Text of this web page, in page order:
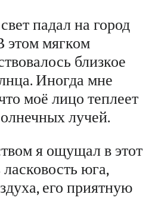
падал на город
этом мягком
близкое
Иногда мне
моё лицо теплеет
лучей.
я ощущал в этот
юга,
его приятную